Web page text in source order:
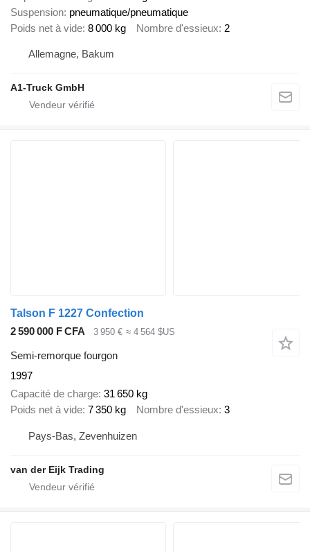
Suspension pneumatique/pneumatique
Poids net à vide 8 000 kg Nombre d'essieux 2
Allemagne, Bakum
A1-Truck GmbH
Talson F 1227 Confection
2 590 000 F CFA
3 950 € ≈ 4 564 $US
Semi-remorque fourgon
1997
Capacité de charge 31 650 kg
Poids net à vide 7 350 kg Nombre d'essieux 3
Pays-Bas, Zevenhuizen
van der Eijk Trading